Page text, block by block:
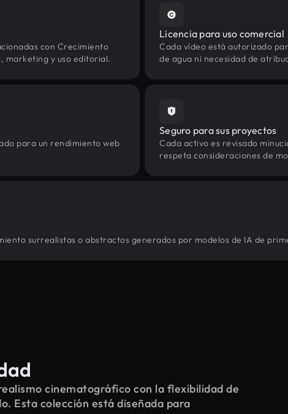
con Crecimiento
marketing y uso editorial.
Licencia para uso comercial
Cada vídeo está autorizado
de agua ni necesidad de
para un rendimiento web
Seguro para sus proyectos
Cada activo es revisado
respeta consideraciones de
surrealistas o abstractos generados por modelos de IA de
cinematográfico con la flexibilidad de
Esta colección está diseñada para